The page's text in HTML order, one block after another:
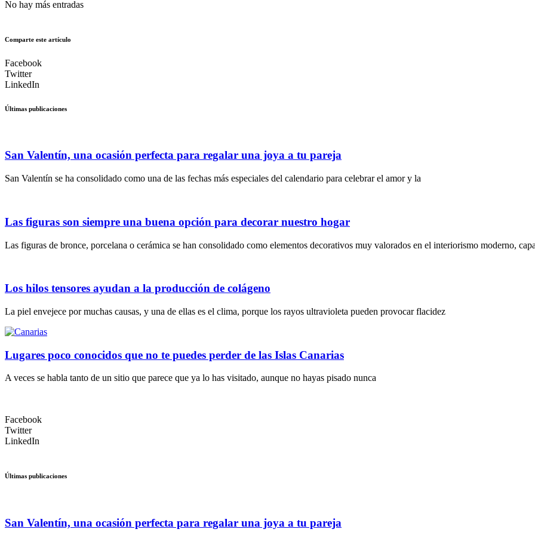
No hay más entradas
Comparte este artículo
Facebook
Twitter
LinkedIn
Últimas publicaciones
San Valentín, una ocasión perfecta para regalar una joya a tu pareja
San Valentín se ha consolidado como una de las fechas más especiales del calendario para celebrar el amor y la
Las figuras son siempre una buena opción para decorar nuestro hogar
Las figuras de bronce, porcelana o cerámica se han consolidado como elementos decorativos muy valorados en el interiorismo moderno,
Los hilos tensores ayudan a la producción de colágeno
La piel envejece por muchas causas, y una de ellas es el clima, porque los rayos ultravioleta pueden provocar flacidez
Lugares poco conocidos que no te puedes perder de las Islas Canarias
A veces se habla tanto de un sitio que parece que ya lo has visitado, aunque no hayas pisado nunca
Facebook
Twitter
LinkedIn
Últimas publicaciones
San Valentín, una ocasión perfecta para regalar una joya a tu pareja